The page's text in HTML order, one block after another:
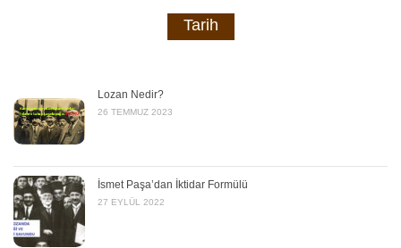
Tarih
Lozan Nedir?
26 TEMMUZ 2023
İsmet Paşa’dan İktidar Formülü
27 EYLÜL 2022